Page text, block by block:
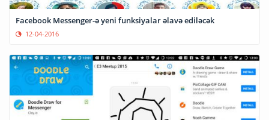
Facebook Messenger-ə yeni funksiyalar əlavə ediləcək
12-04-2016